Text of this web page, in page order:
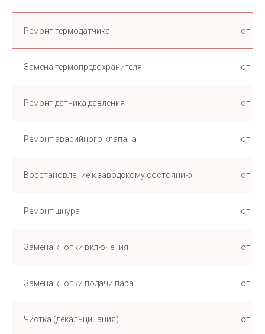
Ремонт термодатчика от 1
Замена термопредохранителя от 1
Ремонт датчика давления от 1
Ремонт аварийного клапана от 1
Восстановление к заводскому состоянию от 1
Ремонт шнура от 1
Замена кнопки включения от 1
Замена кнопки подачи пара от 1
Чистка (декальцинация) от 1